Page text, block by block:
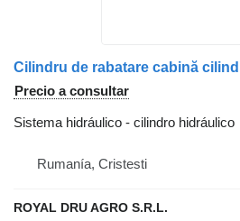
Precio a consultar
Sistema hidráulico - cilindro hidráulico
Rumanía, Cristesti
ROYAL DRU AGRO S.R.L.